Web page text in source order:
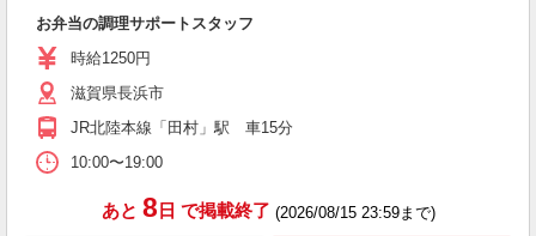
お弁当の調理サポートスタッフ
時給1250円
滋賀県長浜市
JR北陸本線「田村」駅 車15分
10:00〜19:00
あと 8 日 で掲載終了 (2026/08/15 23:59まで)